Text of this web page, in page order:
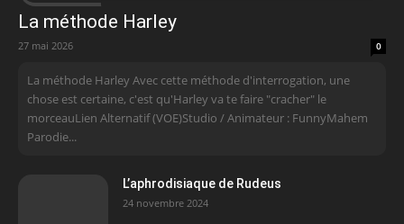
La méthode Harley
27 mai 2026 0
La méthode Harley Avec cette méthode d'interrogation, une
chose est certaine, c'est qu'Harley va te faire "cracher" le
morceauLien Alternatif (VOE)Studio / Animateur : FunnyMahem
Parodie...
L’aphrodisiaque de Rudeus
24 novembre 2024